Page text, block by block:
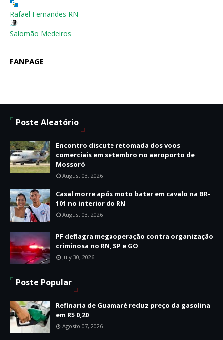
Rafael Fernandes RN
Salomão Medeiros
FANPAGE
Poste Aleatório
Encontro discute retomada dos voos
comerciais em setembro no aeroporto de
Mossoró
August 03, 2026
Casal morre após moto bater em cavalo na BR-
101 no interior do RN
August 03, 2026
PF deflagra megaoperação contra organização
criminosa no RN, SP e GO
July 30, 2026
Poste Popular
Refinaria de Guamaré reduz preço da gasolina
em R$ 0,20
Agosto 07, 2026